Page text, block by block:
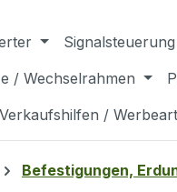
Signalsteuerung
/ Wechselrahmen
Verkaufshilfen /
Befestigungen,